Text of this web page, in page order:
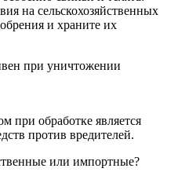
на сельскохозяйственных
и храните их
при уничтожении
при обработке является
против вредителей.
или импортные?